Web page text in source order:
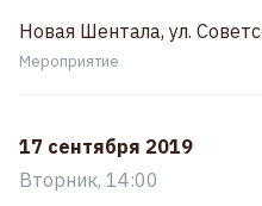
Новая Шентала, ул.
Мероприятие
17 сентября 2019
Вторник, 14:00